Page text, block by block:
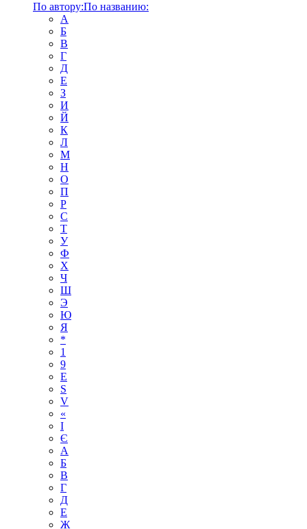
По автору:По названию:
А
Б
В
Г
Д
Е
З
И
Й
К
Л
М
Н
О
П
Р
С
Т
У
Ф
Х
Ч
Ш
Э
Ю
Я
*
1
9
E
S
V
«
І
Є
А
Б
В
Г
Д
Е
Ж